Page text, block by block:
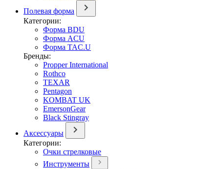
Полевая форма
Категории:
Форма BDU
Форма ACU
Форма TAC.U
Бренды:
Propper International
Rothco
TEXAR
Pentagon
KOMBAT UK
EmersonGear
Black Stingray
Аксессуары
Категории:
Очки стрелковые
Инструменты